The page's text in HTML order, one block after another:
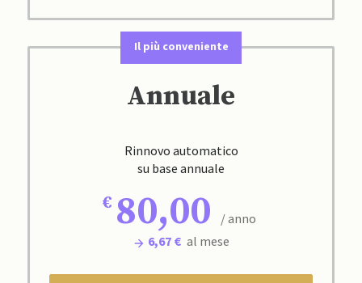
Il più conveniente
Annuale
Rinnovo automatico
su base annuale
80,00
/ anno
6,67 € al mese